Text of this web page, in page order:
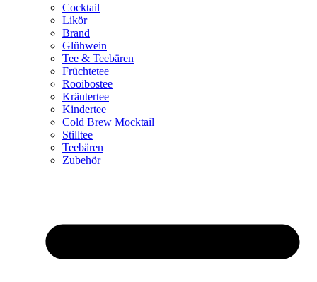
Cocktail
Likör
Brand
Glühwein
Tee & Teebären
Früchtetee
Rooibostee
Kräutertee
Kindertee
Cold Brew Mocktail
Stilltee
Teebären
Zubehör